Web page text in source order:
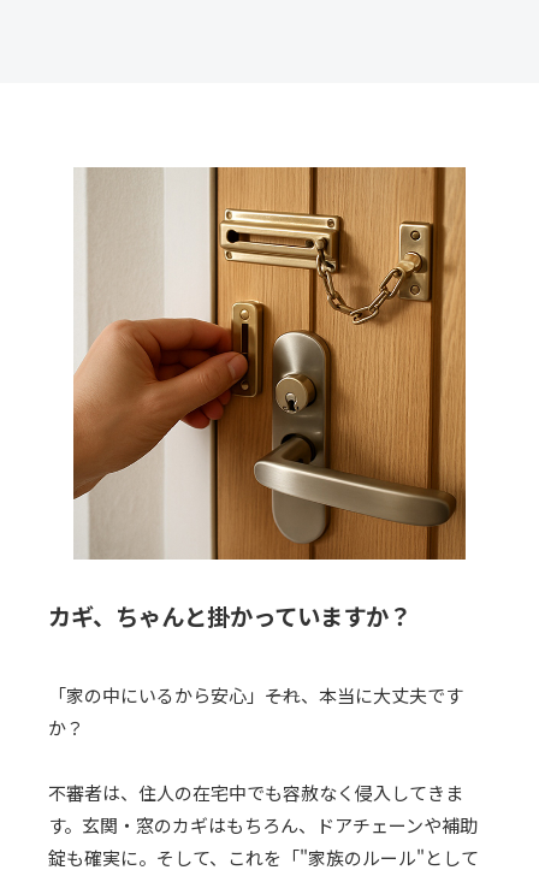
カギ、ちゃんと掛かっていますか？
「家の中にいるから安心」――それ、本当に大丈夫です
か？
不審者は、住人の在宅中でも容赦なく侵入してきま
す。玄関・窓のカギはもちろん、ドアチェーンや補助
錠も確実に。そして、これを「"家族のルール"として